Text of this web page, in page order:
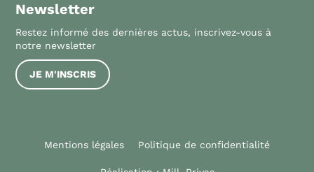
Newsletter
Restez informé des dernières actus, inscrivez-vous à
notre newsletter
JE M'INSCRIS
Mentions légales Politique de confidentialité